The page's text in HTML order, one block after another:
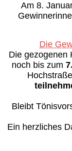
Am 8.
Die
Die gezogenen
noch bis zum
Bleibt
Ein herzliches